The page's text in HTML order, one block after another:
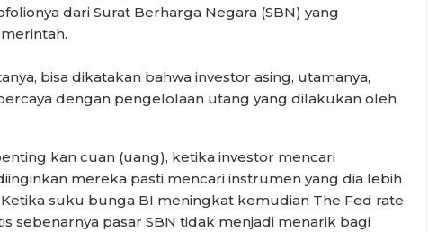
dari Surat Berharga Negara (SBN) yang
bisa dikatakan bahwa investor asing, utamanya,
dengan pengelolaan utang yang dilakukan oleh
kan cuan (uang), ketika investor mencari
mereka pasti mencari instrumen yang dia lebih
suku bunga BI meningkat kemudian The Fed rate
sebenarnya pasar SBN tidak menjadi menarik bagi